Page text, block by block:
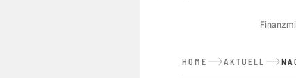
HOME AKTUELL